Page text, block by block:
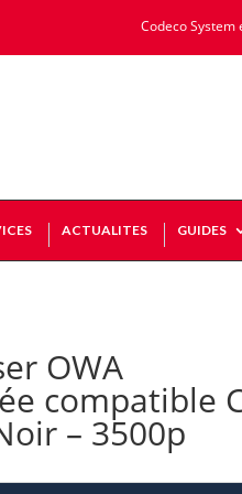
Codeco System
ACTUALITES GUIDES
OWA
compatible
– 3500p